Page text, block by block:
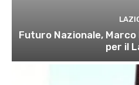
Futuro Nazionale,
per il